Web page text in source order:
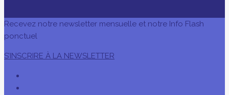
Recevez notre newsletter mensuelle et notre Info Flash
ponctuel
S’INSCRIRE À LA NEWSLETTER